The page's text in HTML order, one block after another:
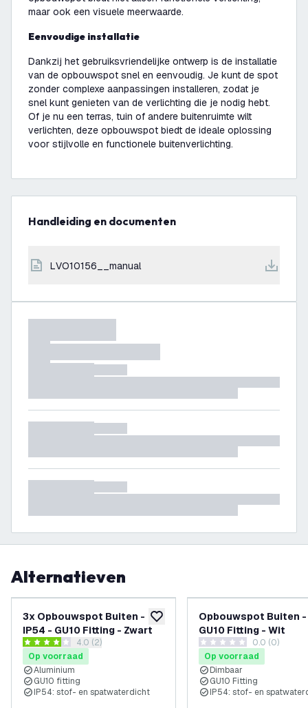
maar ook een visuele meerwaarde.
Eenvoudige installatie
Dankzij het gebruiksvriendelijke ontwerp is de installatie
van de opbouwspot snel en eenvoudig. Je kunt de spot
zonder complexe aanpassingen installeren, zodat je
snel kunt genieten van de verlichting die je nodig hebt.
Of je nu een terras, tuin of andere buitenruimte wilt
verlichten, deze opbouwspot biedt de ideale oplossing
voor stijlvolle en functionele buitenverlichting.
Handleiding en documenten
LVO10156__manual
Alternatieven
toevoegen aan verlanglijst
3x Opbouwspot Buiten -
IP54 - GU10 Fitting - Zwart
reviews drawer openen
4 score sterren4.0 (2)
Op voorraad
Aluminium
GU10 fitting
IP54: stof- en spatwaterdicht
Opbouwspot Buiten -
GU10 Fitting - Wit
0 score sterren0.0 (0)
Op voorraad
Dimbaar
GU10 Fitting
IP54: stof- en